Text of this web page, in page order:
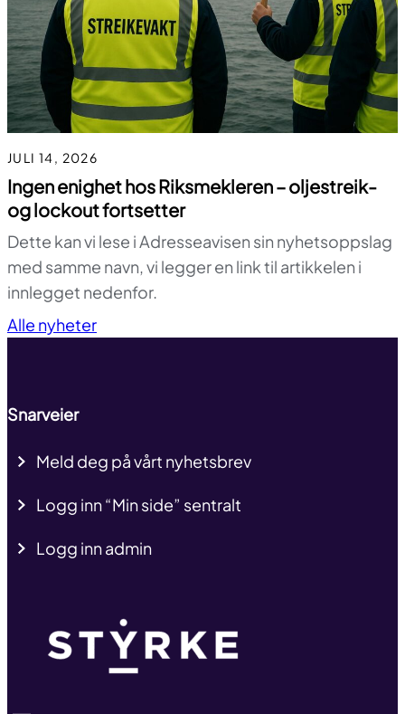
JULI 14, 2026
Ingen enighet hos Riksmekleren – oljestreik-
og lockout fortsetter
Dette kan vi lese i Adresseavisen sin nyhetsoppslag
med samme navn, vi legger en link til artikkelen i
innlegget nedenfor.
Alle nyheter
Snarveier
Meld deg på vårt nyhetsbrev
Logg inn “Min side” sentralt
Logg inn admin